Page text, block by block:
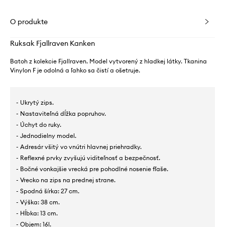
O produkte
Ruksak Fjallraven Kanken
Batoh z kolekcie Fjallraven. Model vytvorený z hladkej látky. Tkanina
Vinylon F je odolná a ľahko sa čistí a ošetruje.
- Ukrytý zips.
- Nastaviteľná dĺžka popruhov.
- Úchyt do ruky.
- Jednodielny model.
- Adresár všitý vo vnútri hlavnej priehradky.
- Reflexné prvky zvyšujú viditeľnosť a bezpečnosť.
- Bočné vonkajšie vrecká pre pohodlné nosenie fľaše.
- Vrecko na zips na prednej strane.
- Spodná šírka: 27 cm.
- Výška: 38 cm.
- Hĺbka: 13 cm.
- Objem: 16l.